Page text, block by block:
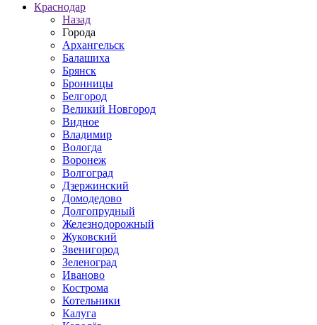
Краснодар
Назад
Города
Архангельск
Балашиха
Брянск
Бронницы
Белгород
Великий Новгород
Видное
Владимир
Вологда
Воронеж
Волгоград
Дзержинский
Домодедово
Долгопрудный
Железнодорожный
Жуковский
Звенигород
Зеленоград
Иваново
Кострома
Котельники
Калуга